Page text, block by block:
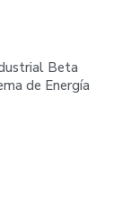
Beta
de Energía